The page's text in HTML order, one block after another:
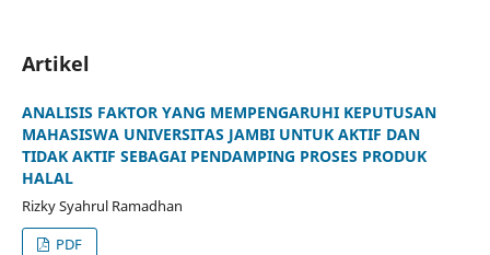
Artikel
ANALISIS FAKTOR YANG MEMPENGARUHI KEPUTUSAN
MAHASISWA UNIVERSITAS JAMBI UNTUK AKTIF DAN
TIDAK AKTIF SEBAGAI PENDAMPING PROSES PRODUK
HALAL
Rizky Syahrul Ramadhan
PDF